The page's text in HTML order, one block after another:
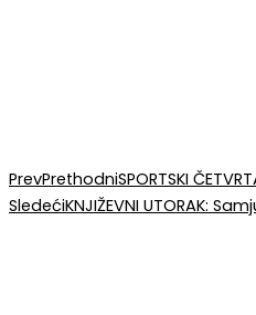
PrevPrethodniSPORTSKI
SledećiKNJIŽEVNI UTORAK: